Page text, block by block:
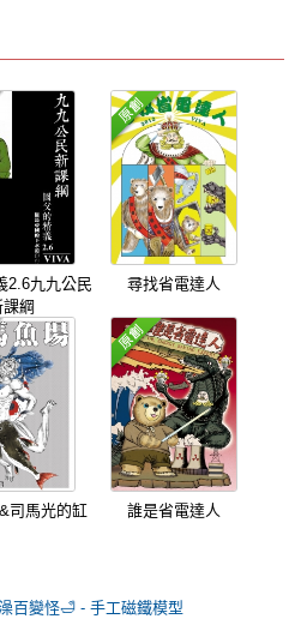
2.6九九公民
課綱
尋找省電達人
司馬光的缸 誰是省電達人
百變怪🛁 - 手工磁鐵模型